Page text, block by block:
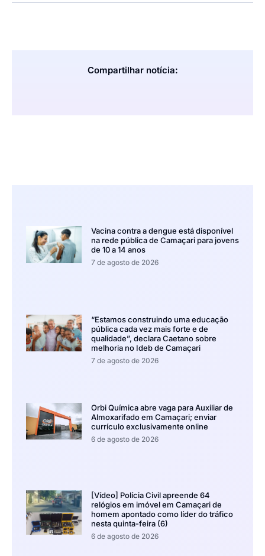
Compartilhar notícia:
Vacina contra a dengue está disponível
na rede pública de Camaçari para jovens
de 10 a 14 anos
7 de agosto de 2026
“Estamos construindo uma educação
pública cada vez mais forte e de
qualidade”, declara Caetano sobre
melhoria no Ideb de Camaçari
7 de agosto de 2026
Orbi Química abre vaga para Auxiliar de
Almoxarifado em Camaçari; enviar
currículo exclusivamente online
6 de agosto de 2026
[Vídeo] Polícia Civil apreende 64
relógios em imóvel em Camaçari de
homem apontado como líder do tráfico
nesta quinta-feira (6)
6 de agosto de 2026